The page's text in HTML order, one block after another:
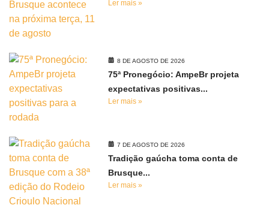
Ler mais »
8 DE AGOSTO DE 2026
75ª Pronegócio: AmpeBr projeta
expectativas positivas...
Ler mais »
7 DE AGOSTO DE 2026
Tradição gaúcha toma conta de
Brusque...
Ler mais »